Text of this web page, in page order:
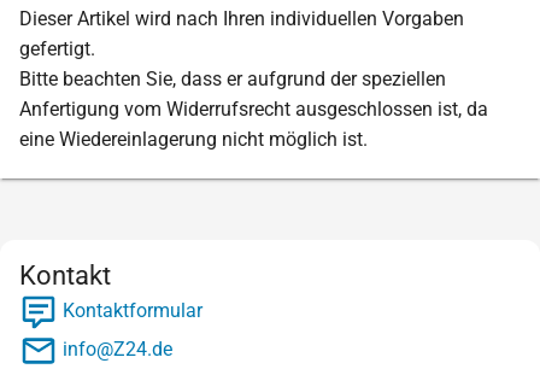
Dieser Artikel wird nach Ihren individuellen Vorgaben
gefertigt.
Bitte beachten Sie, dass er aufgrund der speziellen
Anfertigung vom Widerrufsrecht ausgeschlossen ist, da
eine Wiedereinlagerung nicht möglich ist.
Kontakt
Kontaktformular
info@Z24.de